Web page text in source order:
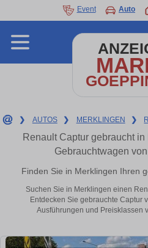
Event Auto
❯ AUTOS ❯ MERKLINGEN ❯
Renault Captur gebraucht
Gebrauchtwagen
Finden Sie in Merklingen Ihren
Suchen Sie in Merklingen einen
Entdecken Sie gebrauchte Captur
Ausführungen und Preisklassen